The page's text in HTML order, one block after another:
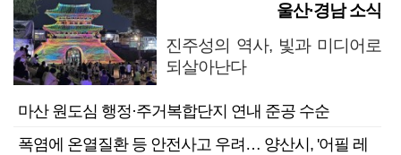
울산·경남 소식
진주성의 역사, 빛과 미디어로
되살아난다
마산 원도심 행정·주거복합단지 연내 준공 수순
폭염에 온열질환 등 안전사고 우려… 양산시, '어필 레